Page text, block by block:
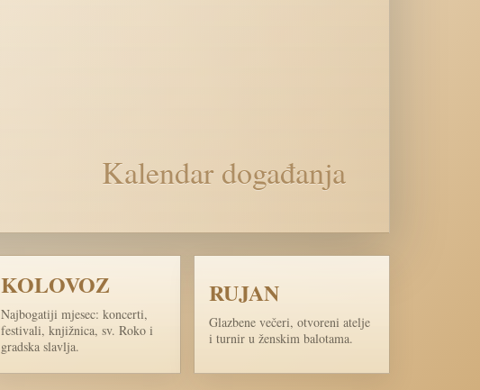
KOLOVOZ
Najbogatiji mjesec: koncerti,
festivali, knjižnica, sv. Roko i
gradska slavlja.
RUJAN
Glazbene večeri, otvoreni atelje
i turnir u ženskim balotama.